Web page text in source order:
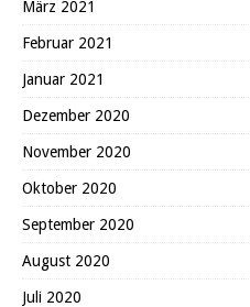
März 2021
Februar 2021
Januar 2021
Dezember 2020
November 2020
Oktober 2020
September 2020
August 2020
Juli 2020